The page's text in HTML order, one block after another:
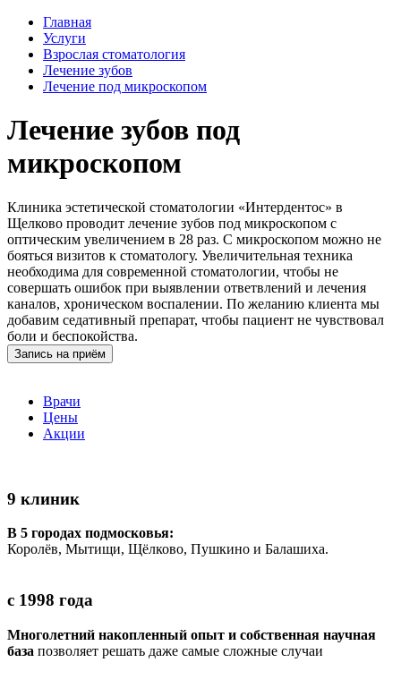
Главная
Услуги
Взрослая стоматология
Лечение зубов
Лечение под микроскопом
Лечение зубов под
микроскопом
Клиника эстетической стоматологии «Интердентос» в
Щелково проводит лечение зубов под микроскопом с
оптическим увеличением в 28 раз. С микроскопом можно не
бояться визитов к стоматологу. Увеличительная техника
необходима для современной стоматологии, чтобы не
совершать ошибок при выявлении ответвлений и лечения
каналов, хроническом воспалении. По желанию клиента мы
добавим седативный препарат, чтобы пациент не чувствовал
боли и беспокойства.
Запись на приём
Врачи
Цены
Акции
9 клиник
В 5 городах подмосковья:
Королёв, Мытищи, Щёлково, Пушкино и Балашиха.
с 1998 года
Многолетний накопленный опыт и собственная научная
база позволяет решать даже самые сложные случаи